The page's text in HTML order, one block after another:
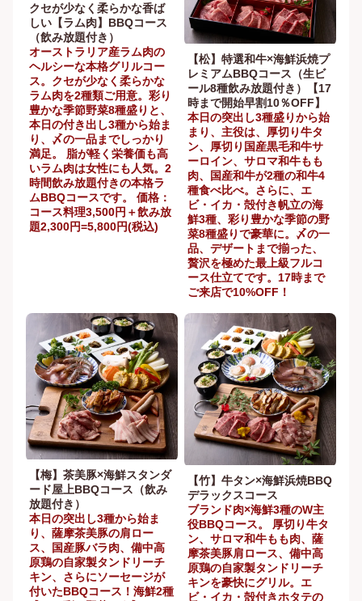
クセが少なく柔らかな香ば
しい【ラム肉】BBQコース
（飲み放題付き）
オーストラリア産ラム肉の
ヘルシーな本格グリルコー
ス。クセが少なく柔らかな
ラム肉を2種類ご用意。彩り
豊かな季節野菜8種盛りと、
本日の付き出し3種から始ま
り、〆の一品までしっかり
満足。 脂が軽く栄養価も高
いラム肉は女性にも人気。2
時間飲み放題付きの本格ラ
ムBBQコースです。 価格：
コース料理3,500円＋飲み放
題2,300円=5,800円(税込)
【松】特選和牛×海鮮浜焼プ
レミアムBBQコース（生ビ
ール8種飲み放題付き）【17
時まで開始早割10％OFF】
本日の突出し3種盛りから始
まり、主役は、厚切り牛タ
ン、厚切り国産黒毛和牛サ
ーロイン、サロマ和牛もも
肉、国産和牛が2種の和牛4
種食べ比べ。さらに、エ
ビ・イカ・殻付き帆立の海
鮮3種、彩り豊かな季節の野
菜8種盛りで豪華に。〆の一
品、デザートまで揃った、
贅沢を極めた最上級フルコ
ース仕立てです。17時まで
ご来店で10%OFF！
【梅】茶美豚×海鮮スタンダ
ード屋上BBQコース（飲み
放題付き）
本日の突出し3種から始ま
り、薩摩茶美豚の肩ロー
ス、国産豚バラ肉、備中高
原鶏の自家製タンドリーチ
キン、さらにソーセージが
付いたBBQコース！海鮮2種
【竹】牛タン×海鮮浜焼BBQ
デラックスコース
ブランド肉×海鮮3種のW主
役BBQコース。 厚切り牛タ
ン、サロマ和牛もも肉、薩
摩茶美豚肩ロース、備中高
原鶏の自家製タンドリーチ
キンを豪快にグリル。エ
ビ・イカ・殻付きホタテの